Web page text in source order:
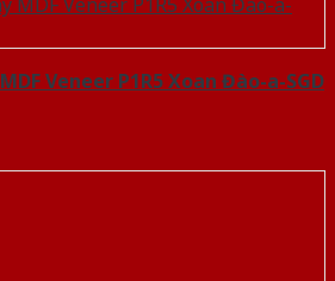
Veneer P1R5 Xoan Đào-a-SGD